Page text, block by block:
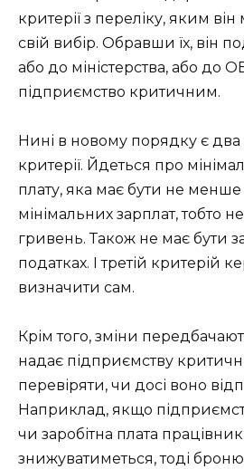
критерії з переліку, яким він
свій вибір. Обравши їх, він
або до міністерства, або до
підприємство критичним.
Нині в новому порядку є два
критерії. Йдеться про
плату, яка має бути не менше
мінімальних зарплат, тобто
гривень. Також не має бути
податках. І третій критерій
визначити сам.
Крім того, зміни
надає підприємству
перевіряти, чи досі воно
Наприклад, якщо
чи заробітна плата
знижуватиметься, тоді